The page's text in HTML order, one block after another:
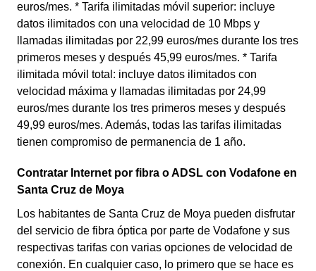
euros/mes. * Tarifa ilimitadas móvil superior: incluye
datos ilimitados con una velocidad de 10 Mbps y
llamadas ilimitadas por 22,99 euros/mes durante los tres
primeros meses y después 45,99 euros/mes. * Tarifa
ilimitada móvil total: incluye datos ilimitados con
velocidad máxima y llamadas ilimitadas por 24,99
euros/mes durante los tres primeros meses y después
49,99 euros/mes. Además, todas las tarifas ilimitadas
tienen compromiso de permanencia de 1 año.
Contratar Internet por fibra o ADSL con Vodafone en
Santa Cruz de Moya
Los habitantes de Santa Cruz de Moya pueden disfrutar
del servicio de fibra óptica por parte de Vodafone y sus
respectivas tarifas con varias opciones de velocidad de
conexión. En cualquier caso, lo primero que se hace es